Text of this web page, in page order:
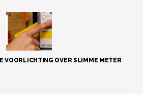
VOORLICHTING OVER SLIMME METER